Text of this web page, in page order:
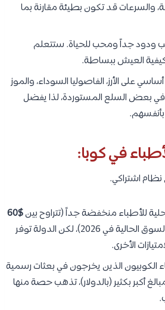
والسرعات قد تكون بطيئة مقارنة بما
ودود جداً ومحب للحياة. ستتعلم
العيش ببساطة.
على الأرز، الفاصوليا السوداء، والموز
بعض السلع المستوردة، لذا يفضل
بأنفسهم.
في كوبا:
اشتراكي.
للأطباء منخفضة جداً (تتراوح بين $60
شهرياً بأسعار السوق الحالية في 2026)، لكن الدولة توفر
الأخرى.
الكوبيون الذين يخرجون في بعثات رسمية
أكبر بكثير (بالدولار)، تذهب حصة منها